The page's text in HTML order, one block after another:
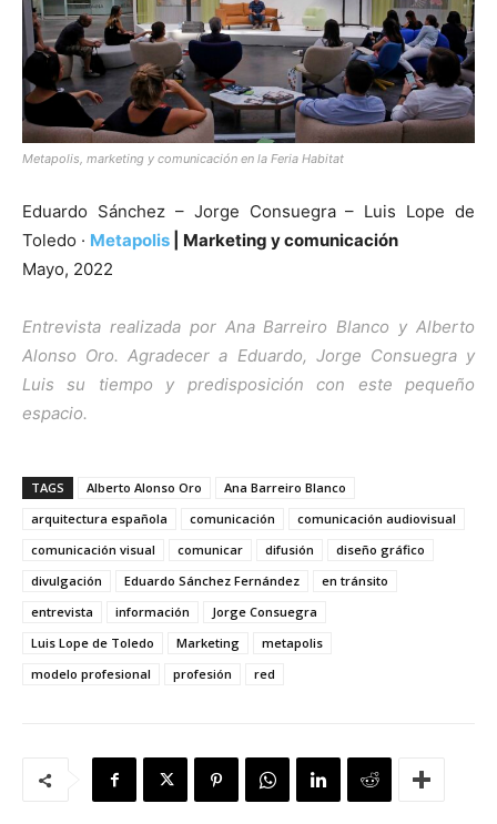
Metapolis, marketing y comunicación en la Feria Habitat
Eduardo Sánchez – Jorge Consuegra – Luis Lope de
Toledo · Metapolis | Marketing y comunicación
Mayo, 2022
Entrevista realizada por Ana Barreiro Blanco y Alberto
Alonso Oro. Agradecer a Eduardo, Jorge Consuegra y
Luis su tiempo y predisposición con este pequeño
espacio.
TAGS Alberto Alonso Oro
Ana Barreiro Blanco
arquitectura española
comunicación
comunicación audiovisual
comunicación visual
comunicar difusión
diseño gráfico
divulgación
Eduardo Sánchez Fernández
en tránsito
entrevista
información
Jorge Consuegra
Luis Lope de Toledo
Marketing
metapolis
modelo profesional
profesión red